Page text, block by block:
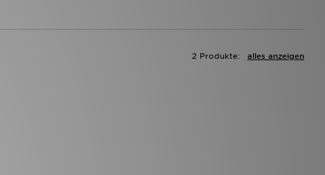
alles anzeigen
2 Produkte: